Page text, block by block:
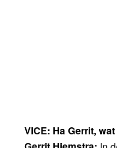
VICE: Ha Gerrit,